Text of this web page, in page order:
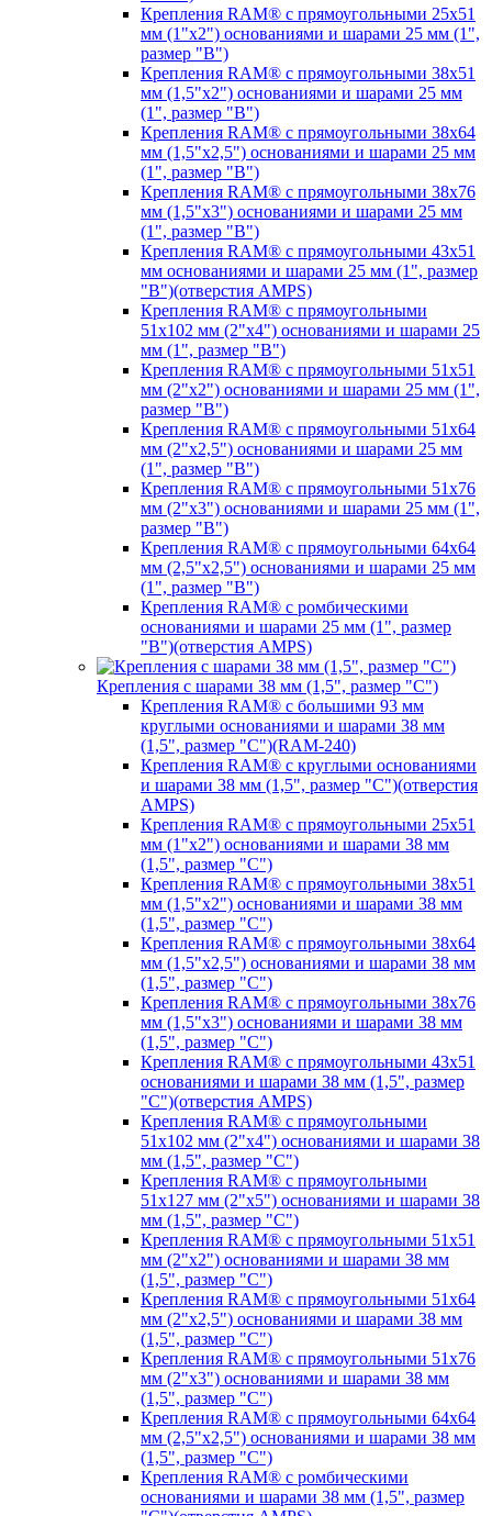
Крепления RAM® с прямоугольными 25х51
мм (1"х2") основаниями и шарами 25 мм (1",
размер "B")
Крепления RAM® с прямоугольными 38х51
мм (1,5"х2") основаниями и шарами 25 мм
(1", размер "B")
Крепления RAM® с прямоугольными 38х64
мм (1,5"х2,5") основаниями и шарами 25 мм
(1", размер "B")
Крепления RAM® с прямоугольными 38х76
мм (1,5"х3") основаниями и шарами 25 мм
(1", размер "B")
Крепления RAM® с прямоугольными 43x51
мм основаниями и шарами 25 мм (1", размер
"B")(отверстия AMPS)
Крепления RAM® с прямоугольными
51х102 мм (2"х4") основаниями и шарами 25
мм (1", размер "B")
Крепления RAM® с прямоугольными 51х51
мм (2"х2") основаниями и шарами 25 мм (1",
размер "B")
Крепления RAM® с прямоугольными 51х64
мм (2"х2,5") основаниями и шарами 25 мм
(1", размер "B")
Крепления RAM® с прямоугольными 51х76
мм (2"х3") основаниями и шарами 25 мм (1",
размер "B")
Крепления RAM® с прямоугольными 64х64
мм (2,5"х2,5") основаниями и шарами 25 мм
(1", размер "B")
Крепления RAM® с ромбическими
основаниями и шарами 25 мм (1", размер
"B")(отверстия AMPS)
Крепления с шарами 38 мм (1,5", размер "C")
Крепления RAM® с большими 93 мм
круглыми основаниями и шарами 38 мм
(1,5", размер "C")(RAM-240)
Крепления RAM® с круглыми основаниями
и шарами 38 мм (1,5", размер "C")(отверстия
AMPS)
Крепления RAM® с прямоугольными 25х51
мм (1"х2") основаниями и шарами 38 мм
(1,5", размер "C")
Крепления RAM® с прямоугольными 38х51
мм (1,5"х2") основаниями и шарами 38 мм
(1,5", размер "C")
Крепления RAM® с прямоугольными 38х64
мм (1,5"х2,5") основаниями и шарами 38 мм
(1,5", размер "C")
Крепления RAM® с прямоугольными 38х76
мм (1,5"х3") основаниями и шарами 38 мм
(1,5", размер "C")
Крепления RAM® с прямоугольными 43х51
основаниями и шарами 38 мм (1,5", размер
"C")(отверстия AMPS)
Крепления RAM® с прямоугольными
51х102 мм (2"х4") основаниями и шарами 38
мм (1,5", размер "C")
Крепления RAM® с прямоугольными
51х127 мм (2"х5") основаниями и шарами 38
мм (1,5", размер "C")
Крепления RAM® с прямоугольными 51х51
мм (2"х2") основаниями и шарами 38 мм
(1,5", размер "C")
Крепления RAM® с прямоугольными 51х64
мм (2"х2,5") основаниями и шарами 38 мм
(1,5", размер "C")
Крепления RAM® с прямоугольными 51х76
мм (2"х3") основаниями и шарами 38 мм
(1,5", размер "C")
Крепления RAM® с прямоугольными 64х64
мм (2,5"х2,5") основаниями и шарами 38 мм
(1,5", размер "C")
Крепления RAM® с ромбическими
основаниями и шарами 38 мм (1,5", размер